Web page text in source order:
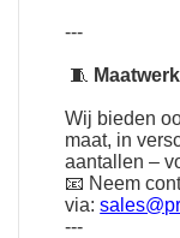
---
🧵
Wij bieden
maat, in
aantallen –
📧 Neem
via:
---